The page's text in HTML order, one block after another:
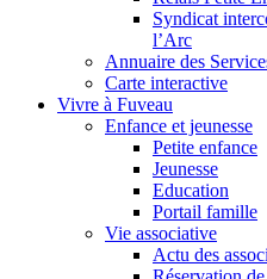
Syndicat
l’Arc
Annuaire des
Carte interactive
Vivre à Fuveau
Enfance et jeunesse
Petite enfance
Jeunesse
Education
Portail famille
Vie associative
Actu des